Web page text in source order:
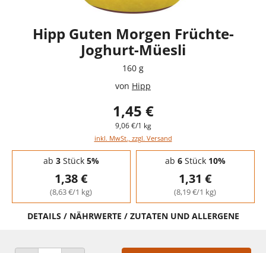
Hipp Guten Morgen Früchte-
Joghurt-Müesli
160 g
von Hipp
1,45 €
9,06 €/1 kg
inkl. MwSt., zzgl. Versand
Staffelpreise - Mengenrabatt
ab 3Stück 5%
1,38 €
(8,63 €/1 kg)
ab 6Stück 10%
1,31 €
(8,19 €/1 kg)
DETAILS / NÄHRWERTE / ZUTATEN UND ALLERGENE